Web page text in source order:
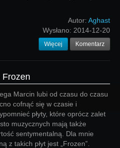
Autor: Aghast
Wysłano: 2014-12-20
Więcej Komentarz
Frozen
Marcin lubi od czasu do czasu
cofnąć się w czasie i
płyty, które oprócz zalet
muzycznych mają także
sentymentalną. Dla mnie
z takich płyt jest „Frozen”.